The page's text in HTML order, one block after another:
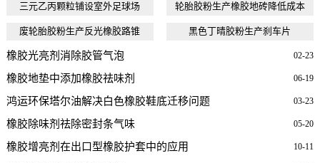
三元乙丙颗粒铺设室外足球场 轮胎胶粉生产橡胶地砖降低成本
废轮胎胶粉生产反光橡胶路锥 黑色丁晴胶粉生产刹车片
02-23
橡胶光亮剂消除胶管气泡
06-19
橡胶地垫中添加橡胶祛味剂
03-23
鸿运环保塔尔油解决白色橡胶鞋底迁移问题
05-20
橡胶除味剂祛除密封条气味
10-11
橡胶增亮剂在出口型橡胶护套中的应用